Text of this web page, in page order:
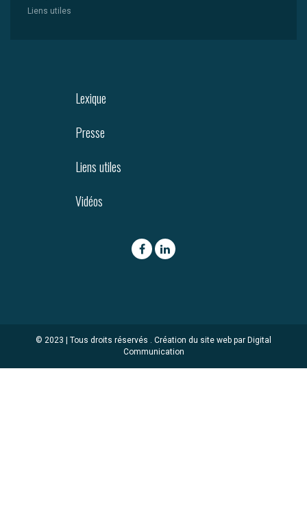
Liens utiles
Lexique
Presse
Liens utiles
Vidéos
© 2023 | Tous droits réservés . Création du site web par Digital
Communication